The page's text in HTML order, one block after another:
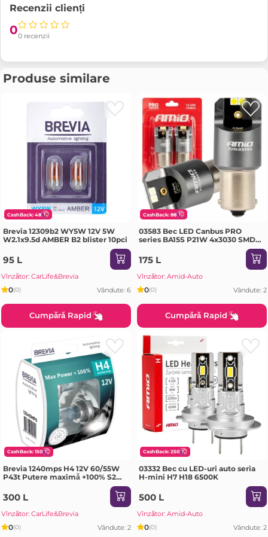
Recenzii clienți
00 recenzii
Produse similare
CashBack: 48
Brevia 12309b2 WY5W 12V 5W
W2.1x9.5d AMBER B2 blister 10pci
95 L
Vînzător: CarLife&Brevia
0(0) Vândute: 6
Cumpără Rapid
CashBack: 88
03583 Bec LED Canbus PRO
series BA15S P21W 4x3030 SMD
175 L
Vînzător: Amid-Auto
0(0) Vândute: 2
Cumpără Rapid
CashBack: 150
Brevia 1240mps H4 12V 60/55W
P43t Putere maximă +100% S2
300 L
Vînzător: CarLife&Brevia
0(0) Vândute: 2
CashBack: 250
03332 Bec cu LED-uri auto seria
H-mini H7 H18 6500K
500 L
Vînzător: Amid-Auto
0(0) Vândute: 2